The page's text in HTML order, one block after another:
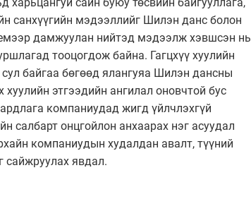
санхүүгийн мэдээллийг Шилэн данс болон
дамжуулан нийтэд мэдээлж хэвшсэн нь
тооцогдож байна. Гагцхүү хуулийн
байгаа бөгөөд ялангуяа Шилэн дансны
этгээдийн ангилал оновчтой бус
компаниудад жигд үйлчлэхгүй
салбарт онцгойлон анхаарах нэг асуудал
компаниудын худалдан авалт, түүний
сайжруулах явдал.